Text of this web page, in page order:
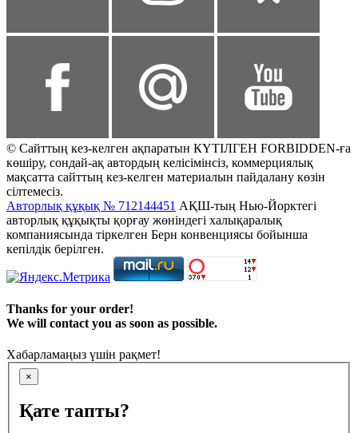
© Сайттың кез-келген ақпаратын КҮТІЛГЕН FORBIDDEN-ға
көшіру, сондай-ақ автордың келісімінсіз, коммерциялық
мақсатта сайттың кез-келген материалын пайдалану көзін
сілтемесіз.
Авторлық құқық № 712144451 АҚШ-тың Нью-Йорктегі
авторлық құқықты қорғау жөніндегі халықаралық
компаниясында тіркелген Берн конвенциясы бойынша
кепілдік берілген.
Thanks for your order!
We will contact you as soon as possible.
Хабарламаңыз үшін рақмет!
×
Қате тапты?